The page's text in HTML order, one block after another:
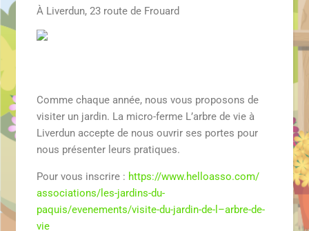
À Liverdun, 23 route de Frouard
Comme chaque année, nous vous proposons de
visiter un jardin. La micro-ferme L’arbre de vie à
Liverdun accepte de nous ouvrir ses portes pour
nous présenter leurs pratiques.
Pour vous inscrire : https://www.helloasso.com/
associations/les-jardins-du-
paquis/evenements/visite-du-jardin-de- –arbre-de-
vie